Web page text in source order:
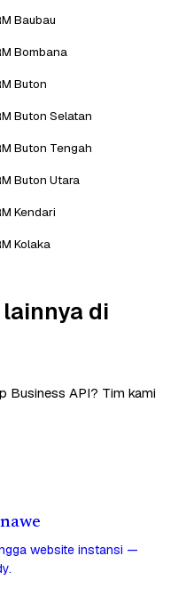
Baubau
Bombana
Buton
Buton Selatan
Buton Tengah
Buton Utara
Kendari
Kolaka
di
Business API? Tim kami
website instansi —